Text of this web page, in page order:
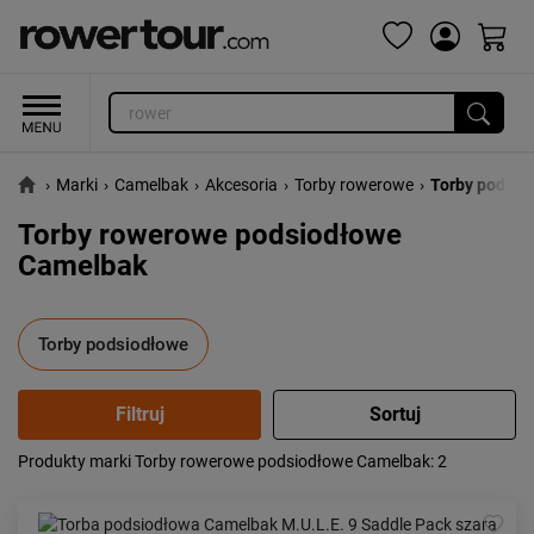
› Marki › Camelbak › Akcesoria › Torby rowerowe › Torby
Torby rowerowe podsiodłowe
Camelbak
Torby podsiodłowe
Popularność:
największa
od najwyższej
Produkty marki Torby rowerowe podsiodłowe Camelbak: 2